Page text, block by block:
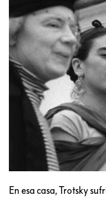
En esa casa, Trotsky